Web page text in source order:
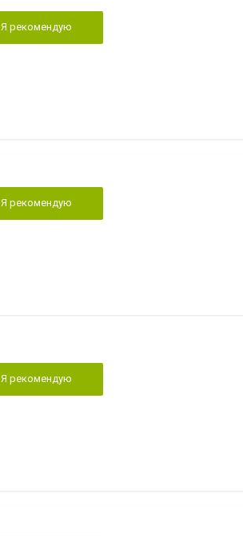
Я рекомендую
Я рекомендую
Я рекомендую